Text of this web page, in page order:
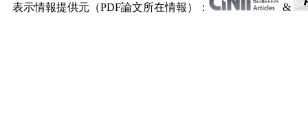
表示情報提供元（PDF論文所在情報）： &